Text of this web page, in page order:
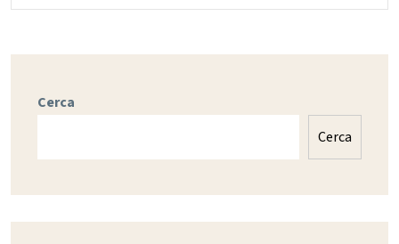
Cerca
Cerca